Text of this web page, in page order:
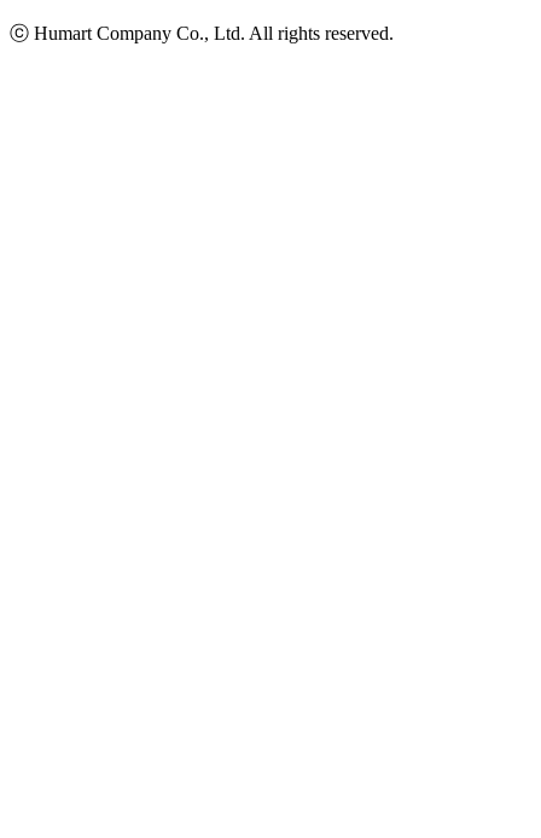
ⓒ Humart Company Co., Ltd. All rights reserved.